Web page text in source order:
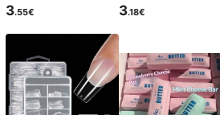
3.55€ 3.18€